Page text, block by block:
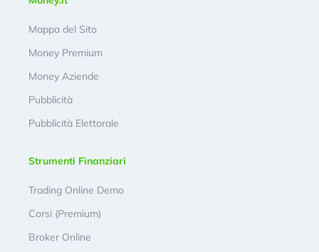
Mappa del Sito
Money Premium
Money Aziende
Pubblicità
Pubblicità Elettorale
Strumenti Finanziari
Trading Online Demo
Corsi (Premium)
Broker Online